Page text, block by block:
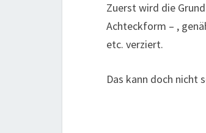
Zuerst wird die
Achteckform – ,
etc. verziert.
Das kann doch nicht